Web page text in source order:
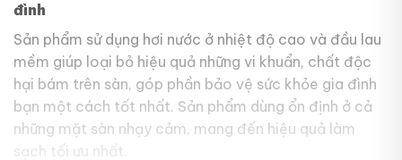
đình
Sản phẩm sử dụng hơi nước ở nhiệt độ cao và đầu lau
mềm giúp loại bỏ hiệu quả những vi khuẩn, chất độc
hại bám trên sàn, góp phần bảo vệ sức khỏe gia đình
bạn một cách tốt nhất. Sản phẩm dùng ổn định ở cả
những mặt sàn nhạy cảm, mang đến hiệu quả làm
sạch tối ưu nhất.